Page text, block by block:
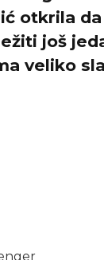
otkrila
još
veliko